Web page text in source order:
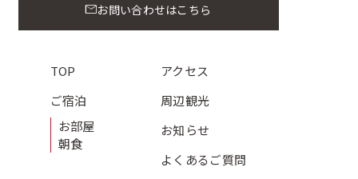
お問い合わせはこちら
TOP
ご宿泊
お部屋
朝食
アクセス
周辺観光
お知らせ
よくある ご質問